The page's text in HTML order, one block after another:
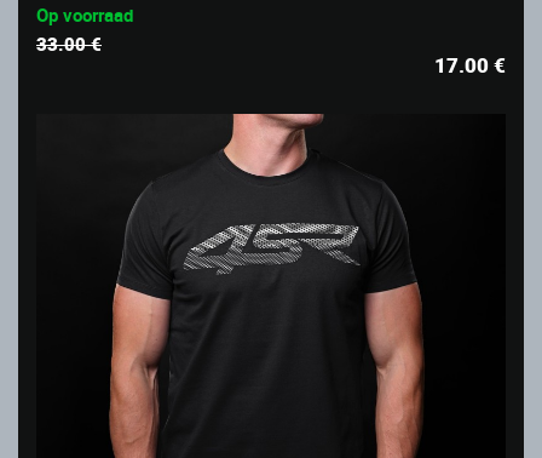
Op voorraad
33.00 €
17.00€